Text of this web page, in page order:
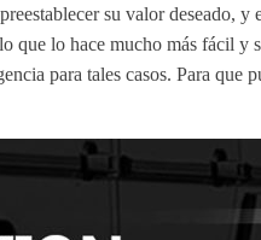
su valor deseado,
lo hace mucho más fácil y
para tales casos. Para que